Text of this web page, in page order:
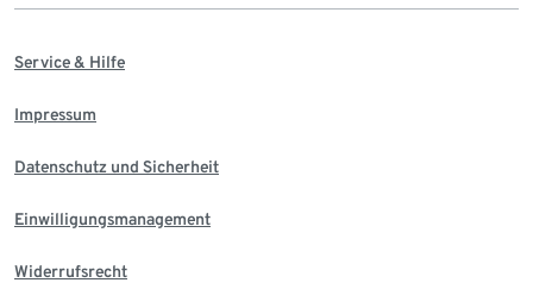
Service & Hilfe
Impressum
Datenschutz und Sicherheit
Einwilligungsmanagement
Widerrufsrecht